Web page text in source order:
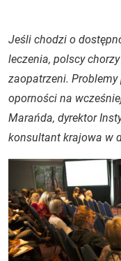
Jeśli chodzi o
leczenia, polscy
zaopatrzeni.
oporności na
Marańda, dyrektor
konsultant krajowa w